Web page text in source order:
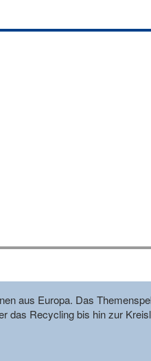
aus Europa. Das
das Recycling bis hin zur